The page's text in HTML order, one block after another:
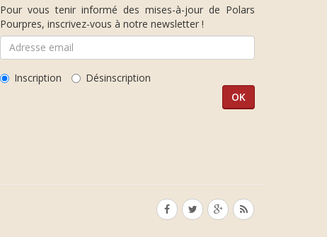
Pour vous tenir informé des mises-à-jour de Polars
Pourpres, inscrivez-vous à notre newsletter !
Inscription Désinscription